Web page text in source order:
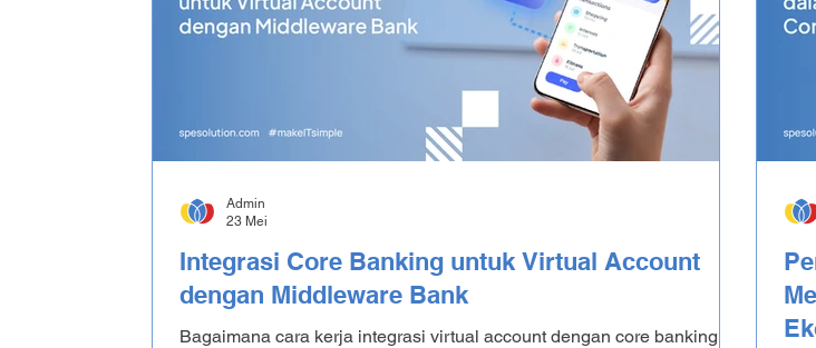
Integrasi Core Banking untuk Virtual Account
dengan Middleware Bank
Bagaimana cara kerja integrasi virtual account dengan core banking?
Admin
23 Mei